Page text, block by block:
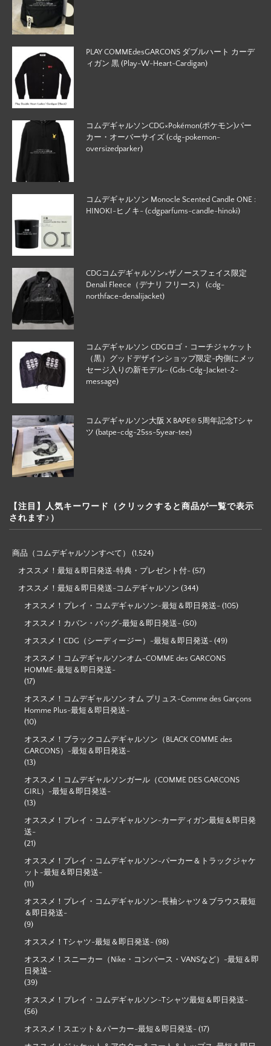
PLAY COMMEdesGARCONS ダブルハート カーデ
ィガン 黒 (Play-W-Heart-Cardigan)
コムデギャルソンCDG×Pokémon(ポケモン)パー
カー・オーバーサイズ (cdg-pokemon-
oversizedparker)
コムデギャルソン Monocle Scented Candle ONE :
HINOKI-ヒノキ- (cdgparfums-candle-hinoki)
CDGコムデギャルソン×ザノースフェイス限定
Denali Fleece（デナリ フリース） (cdg-
northface-denalijacket)
コムデギャルソン CDGロゴ・コーチジャケット
（黒）グッドデザインショップ限定-内側にメッ
セージ入りの新モデル- (Gds-Cdg-Jacket-2-
message)
コムデギャルソン大阪 X BAPE®︎ 5周年記念Tシャ
ツ (batpe-cdg-25ss-5year-tee)
【注目】人気キーワード（クリックすると商品が一覧で表示
されます♪）
商品（コムデギャルソンすべて） (1,524)
オススメ！最短＆即日発送-特典・プレゼント付- (57)
オススメ！最短＆即日発送-コムデギャルソン (344)
オススメ！プレイ・コムデギャルソン-最短＆即日発送- (105)
オススメ！カバン・バッグ-最短＆即日発送- (50)
オススメ！CDG（シーディージー）-最短＆即日発送- (49)
オススメ！コムデギャルソンオム-COMME des GARCONS
HOMME-最短＆即日発送-
(17)
オススメ！コムデギャルソン オム プリュス-Comme des Garçons
Homme Plus-最短＆即日発送-
(10)
オススメ！ブラックコムデギャルソン（BLACK COMME des
GARCONS）-最短＆即日発送-
(13)
オススメ！コムデギャルソンガール（COMME DES GARCONS
GIRL）-最短＆即日発送-
(13)
オススメ！プレイ・コムデギャルソン-カーディガン最短＆即日発
送-
(21)
オススメ！プレイ・コムデギャルソン-パーカー＆トラックジャケ
ット-最短＆即日発送-
(11)
オススメ！プレイ・コムデギャルソン-長袖シャツ＆ブラウス最短
＆即日発送-
(9)
オススメ！Tシャツ-最短＆即日発送- (98)
オススメ！スニーカー（Nike・コンバース・VANSなど）-最短＆即
日発送-
(39)
オススメ！プレイ・コムデギャルソン-Tシャツ最短＆即日発送-
(56)
オススメ！スエット＆パーカー-最短＆即日発送- (17)